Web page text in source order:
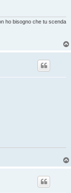
ho bisogno che tu scenda